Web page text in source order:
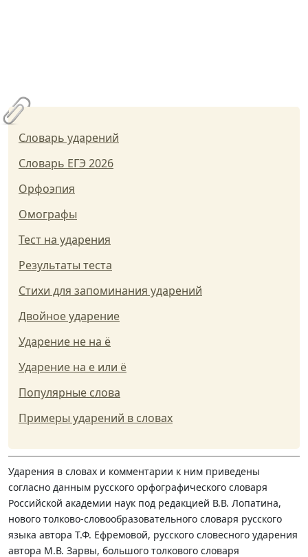
Словарь ударений
Словарь ЕГЭ 2026
Орфоэпия
Омографы
Тест на ударения
Результаты теста
Стихи для запоминания ударений
Двойное ударение
Ударение не на ё
Ударение на е или ё
Популярные слова
Примеры ударений в словах
Ударения в словах и комментарии к ним приведены
согласно данным русского орфографического словаря
Российской академии наук под редакцией В.В. Лопатина,
нового толково-словообразовательного словаря русского
языка автора Т.Ф. Ефремовой, русского словесного ударения
автора М.В. Зарвы, большого толкового словаря